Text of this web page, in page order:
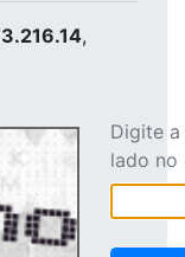
,
Digite
lado no